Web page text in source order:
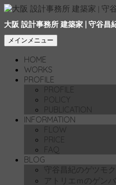
大阪 設計事務所 建築家 | 守谷昌
検
索
メインメニュー
へ
移
動
HOME
WORKS
PROFILE
PROFILE
POLICY
PUBLICATION
INFORMATION
FLOW
PRICE
FAQ
BLOG
守谷昌紀のゲツモ
アトリエｍのゲン